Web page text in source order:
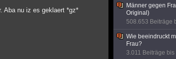
Aba nu iz es geklaert *gz*
Männer gegen
Original)
508.653 Beiträge
Wie beeindruckt
Frau?
3.011 Beiträge bis